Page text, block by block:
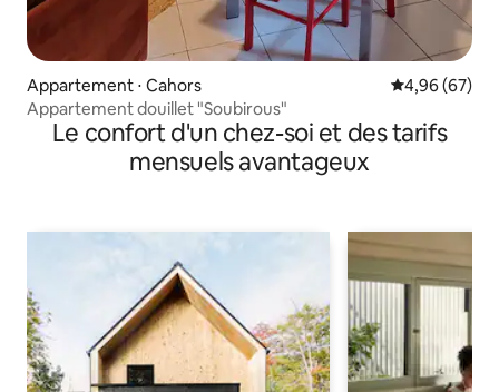
Appartement ⋅ Cahors Évaluation
4,96 (67)
Appartement douillet "Soubirous"
Le confort d'un chez-soi et des tarifs
mensuels avantageux